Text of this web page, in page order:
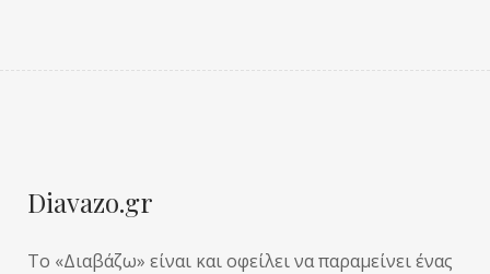
Diavazo.gr
Το «Διαβάζω» είναι και οφείλει να παραμείνει ένας